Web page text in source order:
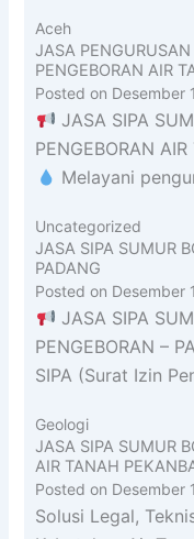
Aceh
JASA
PENGEBORAN AIR
Posted on Desember
JASA SIPA
PENGEBORAN
Melayani
Uncategorized
JASA SIPA SUMUR
PADANG
Posted on Desember
JASA SIPA
PENGEBORAN –
SIPA (Surat Izin
Geologi
JASA SIPA SUMUR
AIR TANAH
Posted on Desember
Solusi Legal,